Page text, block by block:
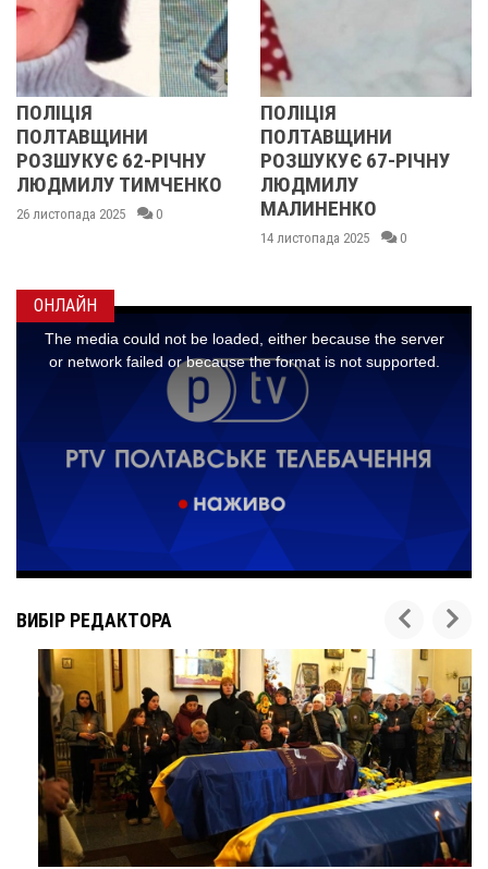
РІЧНУ
0
ПОЛТАВЩИНИ
РОЗШУКУЄ 67-РІЧНУ
ЛЮДМИЛУ
МАЛИНЕНКО
0
ОБЛАСТІ
ОНЛАЙН
ВИБІР РЕДАКТОРА